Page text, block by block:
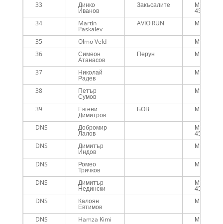
33 Динко
Иванов
Закъсалите Мъже над
45г.
34
Martin
Paskalev
AVIO RUN Мъже
35 Olmo Veld
Мъже
36
Симеон
Атанасов
Перун Мъже
37 Николай
Радев
Мъже
38 Петър
Сумов
Мъже
39 Евгени
Димитров
БОВ Мъже
DNS Добромир
Лалов
Мъже над
45г.
DNS
Димитър
Индов
Мъже
DNS Ромео
Тричков
Мъже
DNS Димитър
Недински
Мъже над
45г.
DNS
Калоян
Евтимов
Мъже
DNS Hamza Kimi
Мъже